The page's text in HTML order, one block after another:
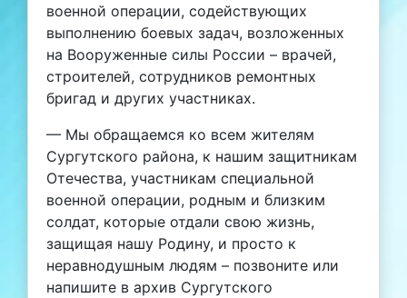
военной операции, содействующих
выполнению боевых задач, возложенных
на Вооруженные силы России – врачей,
строителей, сотрудников ремонтных
бригад и других участниках.
— Мы обращаемся ко всем жителям
Сургутского района, к нашим защитникам
Отечества, участникам специальной
военной операции, родным и близким
солдат, которые отдали свою жизнь,
защищая нашу Родину, и просто к
неравнодушным людям – позвоните или
напишите в архив Сургутского